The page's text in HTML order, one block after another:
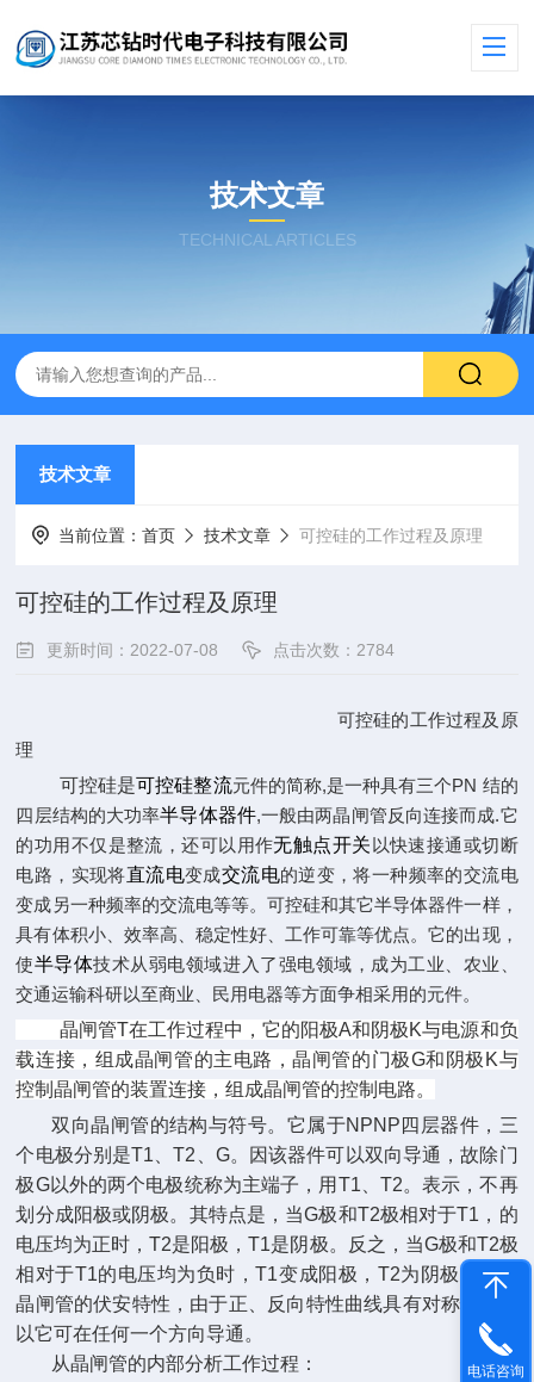
技术文章
TECHNICAL ARTICLES
技术文章
当前位置：首页 技术文章 可控硅的工作过程及原理
可控硅的工作过程及原理
更新时间：2022-07-08 点击次数：2784
可控硅的工作过程及原
理
可控硅是可控硅整流元件的简称,是一种具有三个PN 结的
四层结构的大功率半导体器件,一般由两晶闸管反向连接而成.它
的功用不仅是整流，还可以用作无触点开关 以快速接通或切断
电路，实现将直流电变成交流电的逆变，将一种频率的交流电
变成另一种频率的交流电等等。可控硅和其它半导体器件一样，
具有体积小、效率高、稳定性好、工作可靠等优点。它的出现，
使半导体技术从弱电领域进入了强电领域，成为工业、农业、
交通运输科研以至商业、民用电器等方面争相采用的元件。
晶闸管T在工作过程中，它的阳极A和阴极K与电源和负
载连接，组成晶闸管的主电路，晶闸管的门极G和阴极K与
控制晶闸管的装置连接，组成晶闸管的控制电路。
双向晶闸管的结构与符号。它属于NPNP四层器件，三
个电极分别是T1、T2、G。因该器件可以双向导通，故除门
极G以外的两个电极统称为主端子，用T1、T2。表示，不再
划分成阳极或阴极。其特点是，当G极和T2极相对于T1，的
电压均为正时，T2是阳极，T1是阴极。反之，当G极和T2极
相对于T1的电压均为负时，T1变成阳极，T2为阴极。双向
晶闸管的伏安特性，由于正、反向特性曲线具有对称性，所
以它可在任何一个方向导通。
从晶闸管的内部分析工作过程：
电话咨询